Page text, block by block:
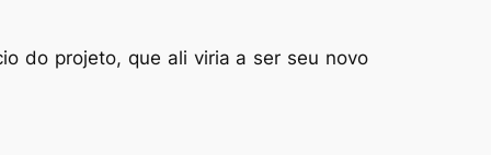
do projeto, que ali viria a ser seu novo